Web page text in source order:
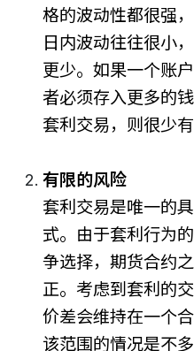
格的波动性都很强
日内波动往往很小
更少。如果一个账
者必须存入更多的
套利交易，则很少有
有限的风险
套利交易是唯一的
式。由于套利行为
争选择，期货合约
正。考虑到套利的
价差会维持在一个
该范围的情况是不